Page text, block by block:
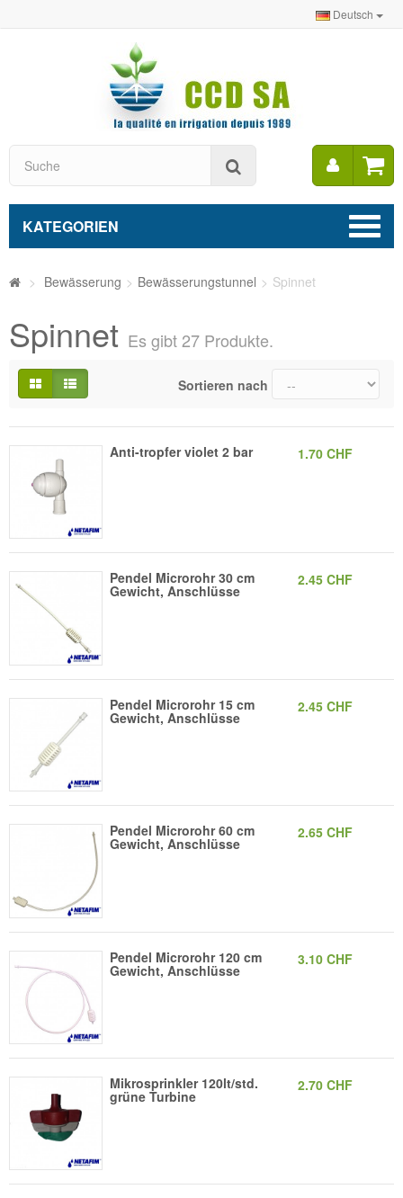
Deutsch
Mein
Konto
KATEGORIEN
> Bewässerung > Bewässerungstunnel > Spinnet
Spinnet Es gibt 27 Produkte.
Sortieren nach
Anti-tropfer violet 2 bar 1.70 CHF
Pendel Microrohr 30 cm
Gewicht, Anschlüsse
2.45 CHF
Pendel Microrohr 15 cm
Gewicht, Anschlüsse
2.45 CHF
Pendel Microrohr 60 cm
Gewicht, Anschlüsse
2.65 CHF
Pendel Microrohr 120 cm
Gewicht, Anschlüsse
3.10 CHF
Mikrosprinkler 120lt/std.
grüne Turbine
2.70 CHF